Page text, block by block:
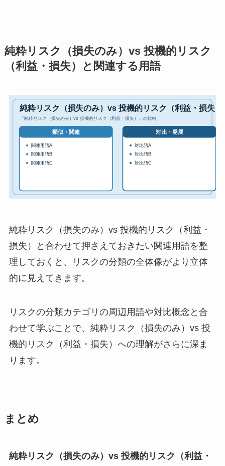
純粋リスク（損失のみ）vs 投機的リスク
（利益・損失）と関連する用語
純粋リスク（損失のみ）vs 投機的リスク（利益・
損失）と合わせて押さえておきたい関連用語を整
理しておくと、リスクの分類の全体像がより立体
的に見えてきます。
リスクの分類カテゴリの周辺用語や対比概念と合
わせて学ぶことで、純粋リスク（損失のみ）vs 投
機的リスク（利益・損失）への理解がさらに深ま
ります。
まとめ
純粋リスク（損失のみ）vs 投機的リスク（利益・